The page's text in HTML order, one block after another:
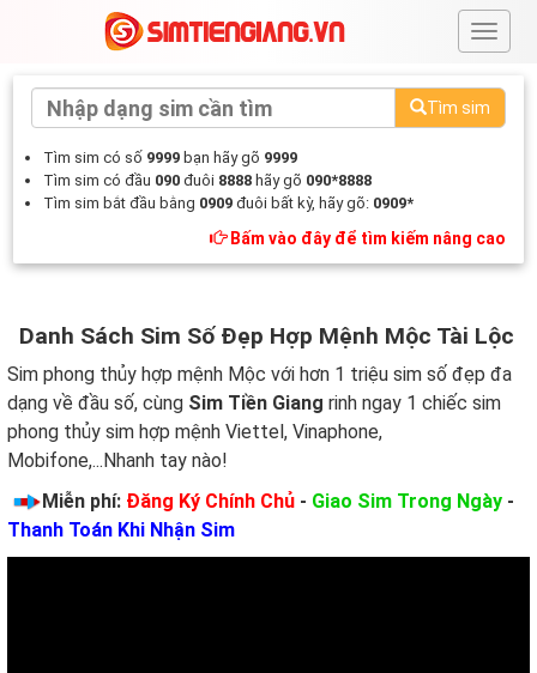
#
Tìm sim
Tìm sim có số 9999 bạn hãy gõ 9999
Tìm sim có đầu 090 đuôi 8888 hãy gõ 090*8888
Tìm sim bắt đầu bằng 0909 đuôi bất kỳ, hãy gõ: 0909*
Bấm vào đây để tìm kiếm nâng cao
Danh Sách Sim Số Đẹp Hợp Mệnh Mộc Tài Lộc
Sim phong thủy hợp mệnh Mộc với hơn 1 triệu sim số đẹp đa
dạng về đầu số, cùng Sim Tiền Giang rinh ngay 1 chiếc sim
phong thủy sim hợp mệnh Viettel, Vinaphone,
Mobifone,...Nhanh tay nào!
Miễn phí: Đăng Ký Chính Chủ - Giao Sim Trong Ngày -
Thanh Toán Khi Nhận Sim